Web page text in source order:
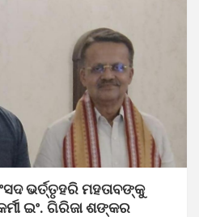
ଭର୍ତ୍ତୃହରି ମହତାବଙ୍କୁ
ଇଂ. ଗିରିଜା ଶଙ୍କର